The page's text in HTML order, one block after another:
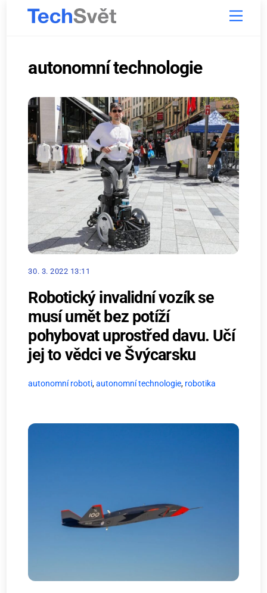
Menu
autonomní technologie
30. 3. 2022 13:11
Robotický invalidní vozík se
musí umět bez potíží
pohybovat uprostřed davu. Učí
jej to vědci ve Švýcarsku
autonomní roboti,autonomní technologie, robotika